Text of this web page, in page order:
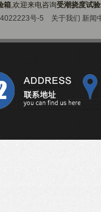
箱,欢迎来电咨询受潮挠度试
号-5 关于我们 新闻